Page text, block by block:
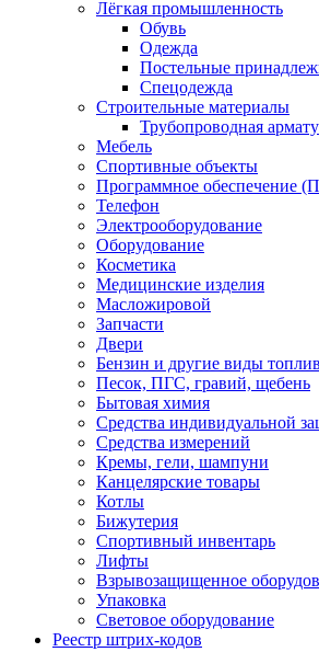
Лёгкая промышленность
Обувь
Одежда
Постельные
Спецодежда
Строительные материалы
Трубопроводная
Мебель
Спортивные объекты
Программное обеспечение
Телефон
Электрооборудование
Оборудование
Косметика
Медицинские изделия
Масложировой
Запчасти
Двери
Бензин и другие виды
Песок, ПГС, гравий, щебень
Бытовая химия
Средства индивидуальной
Средства измерений
Кремы, гели, шампуни
Канцелярские товары
Котлы
Бижутерия
Спортивный инвентарь
Лифты
Взрывозащищенное
Упаковка
Световое оборудование
Реестр штрих-кодов